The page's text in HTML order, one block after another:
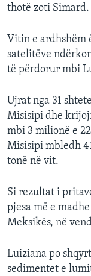
thotë zoti Simard.
Vitin e
satelitëve
të përdorur mbi
Ujrat nga 31
Misisipi dhe
mbi 3 milionë e
Misisipi mbledh
tonë në vit.
Si rezultat i
pjesa më e
Meksikës, në
Luiziana po
sedimentet e